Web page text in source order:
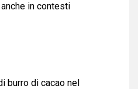
in contesti
burro di cacao nel